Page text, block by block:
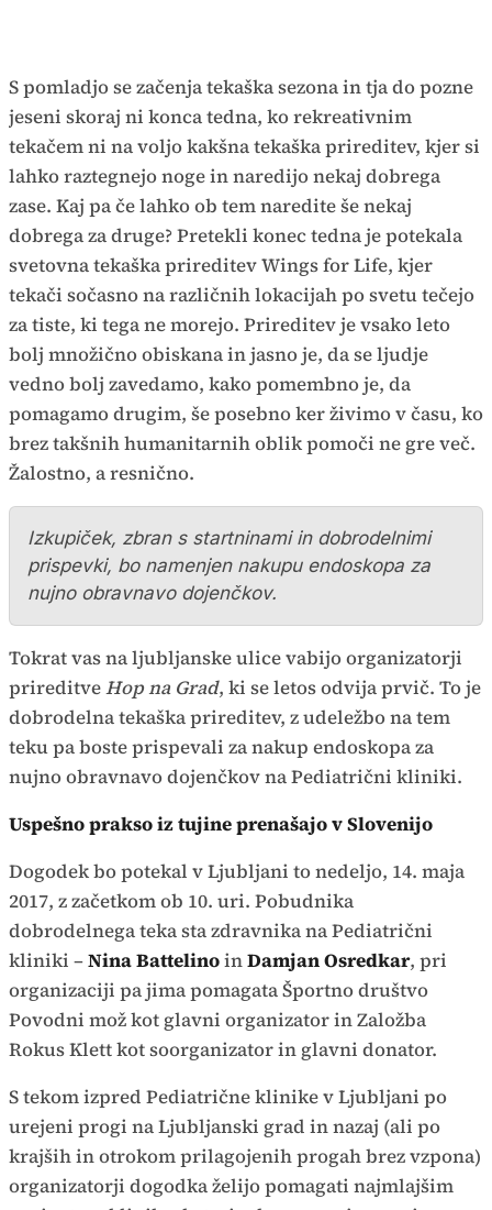
S pomladjo se začenja tekaška sezona in tja do pozne
jeseni skoraj ni konca tedna, ko rekreativnim
tekačem ni na voljo kakšna tekaška prireditev, kjer si
lahko raztegnejo noge in naredijo nekaj dobrega
zase. Kaj pa če lahko ob tem naredite še nekaj
dobrega za druge? Pretekli konec tedna je potekala
svetovna tekaška prireditev Wings for Life, kjer
tekači sočasno na različnih lokacijah po svetu tečejo
za tiste, ki tega ne morejo. Prireditev je vsako leto
bolj množično obiskana in jasno je, da se ljudje
vedno bolj zavedamo, kako pomembno je, da
pomagamo drugim, še posebno ker živimo v času, ko
brez takšnih humanitarnih oblik pomoči ne gre več.
Žalostno, a resnično.
Izkupiček, zbran s startninami in dobrodelnimi
prispevki, bo namenjen nakupu endoskopa za
nujno obravnavo dojenčkov.
Tokrat vas na ljubljanske ulice vabijo organizatorji
prireditveHop na Grad, ki se letos odvija prvič. To je
dobrodelna tekaška prireditev, z udeležbo na tem
teku pa boste prispevali za nakup endoskopa za
nujno obravnavo dojenčkov na Pediatrični kliniki.
Uspešno prakso iz tujine prenašajo v Slovenijo
Dogodek bo potekal v Ljubljani to nedeljo, 14. maja
2017, z začetkom ob 10. uri. Pobudnika
dobrodelnega teka sta zdravnika na Pediatrični
kliniki –Nina BattelinoinDamjan Osredkar, pri
organizaciji pa jima pomagata Športno društvo
Povodni mož kot glavni organizator in Založba
Rokus Klett kot soorganizator in glavni donator.
S tekom izpred Pediatrične klinike v Ljubljani po
urejeni progi na Ljubljanski grad in nazaj (ali po
krajših in otrokom prilagojenih progah brez vzpona)
organizatorji dogodka želijo pomagati najmlajšim